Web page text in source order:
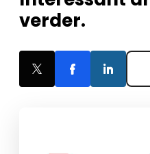
verder.